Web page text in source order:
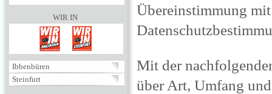
WIR IN
Ibbenbüren
Steinfurt
Übereinstimmung
Mit der
über Art, Umfang